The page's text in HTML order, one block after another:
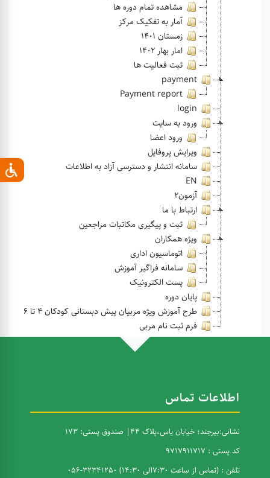
مشاهده تمام دوره ها
آمار به تفکیک مرکز
زمستان 1401
امار بهار 1402
ثبت فعالیت ها
payment
Payment report
login
ورود به سایت
ورود اعضا
ویرایش پروفایل
سامانه انتشار و دسترسی آزاد به اطلاعات
EN
آزمون2
ارتباط با ما
ثبت و پیگیری مکاتبات مراجعین
ویژه همکاران
اتوماسیون اداری
سامانه فراگیر آموزش
پست الکترونیک
پایان دوره
طرح آموزش ویژه مربیان پیش دبستانی کودکان 4 تا 6
فرم ثبت نام مربی
اطلاعات تماس
نشانی:بیرجند؛ خیابان یاس،پلاک 44| صندوق پستی: 173
کد پستی : 9717911717
تلفن : (تماس از ساعت 7:30الی 14:30) 32341250-056